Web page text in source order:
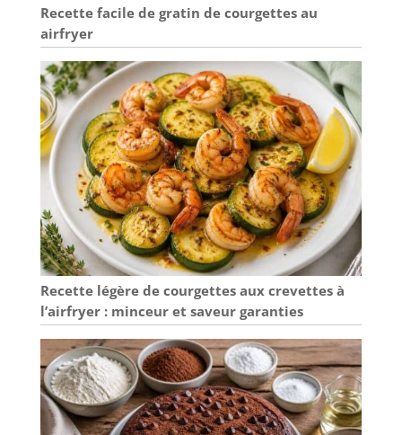
Recette facile de gratin de courgettes au
airfryer
Recette légère de courgettes aux crevettes à
l’airfryer : minceur et saveur garanties